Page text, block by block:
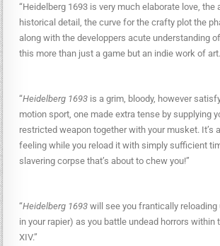
“Heidelberg 1693 is very much elaborate love, the
historical detail, the curve for the crafty plot the
along with the developpers acute understanding
this more than just a game but an indie work of
“Heidelberg 1693 is a grim, bloody, however
motion sport, one made extra tense by supplying
restricted weapon together with your musket. It’s
feeling while you reload it with simply sufficient
slavering corpse that’s about to chew you!”
“Heidelberg 1693 will see you frantically reloading
in your rapier) as you battle undead horrors within
XIV.”